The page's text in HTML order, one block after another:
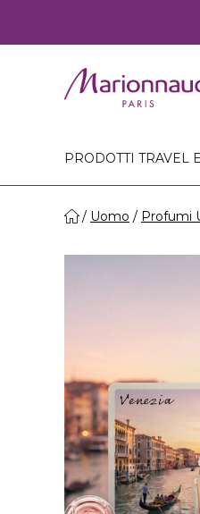
PRODOTTI TRAVEL
Uomo Profumi